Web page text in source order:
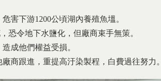
害下游1200公頃湖內養殖魚塭。
恐令地下水鹽化，但廠商束手無策。
成他們權益受損。
商跟進，重提高汙染製程，白費過往努力。